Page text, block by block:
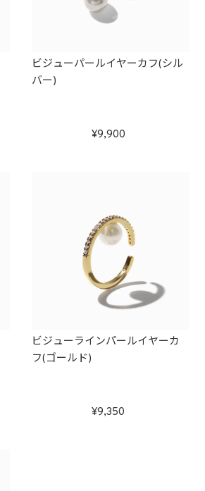
ビジューパールイヤーカフ(シル
バー)
9,900
ビジューラインパールイヤーカ
フ(ゴールド)
9,350